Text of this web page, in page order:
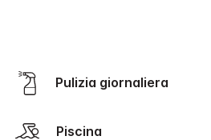
Pulizia giornaliera
Piscina